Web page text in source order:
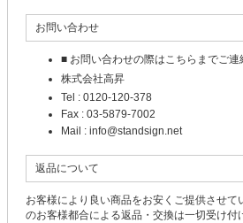
お問い合わせ
■ お問い合わせの際はこちらまでご連
株式会社高昇
Tel : 0120-120-378
Fax : 03-5879-7002
Mail : info@standsign.net
返品について
お客様により良い商品をお安くご提供させて
のお客様都合による返品・交換は一切受け付